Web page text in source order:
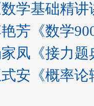
学基础精讲
芳《数学
凤《接力
安《概率